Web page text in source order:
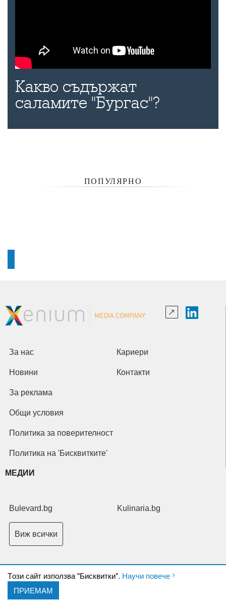
Какво съдържат
саламите "Бургас"?
ПОПУЛЯРНО
Tози сайт използва "Бисквитки". Научи повече
ПРИЕМАМ
За нас Кариери
Новини Контакти
За реклама
Общи условия
Политика за поверителност
Политика на 'Бисквитките'
МЕДИИ
Bulevard.bg Kulinaria.bg
Виж всички
Copyright © 2026 Ксениум ООД. Всички права запазени.